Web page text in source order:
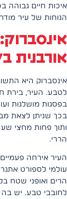
איכות חיים גבוהה
הנוחות של עיר
אורבנית
אינסברוק היא
לטבע. העיר, בירת
בפסגות מושלגות
בכך שניתן לצאת
ותוך פחות מחצי
הררי.
העיר אירחה
עולמי לספורט
הרים ואופני שטח
לחובבי טבע. יש בה